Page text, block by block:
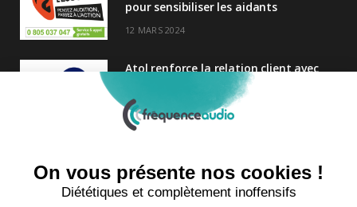
pour sensibiliser les aidants
12 MARS 2024
Atol renforce la relation client avec
une nouvelle campagne axée sur la
satisfaction
25 FÉVRIER 2025
Audition Conseil
27 MARS 2024